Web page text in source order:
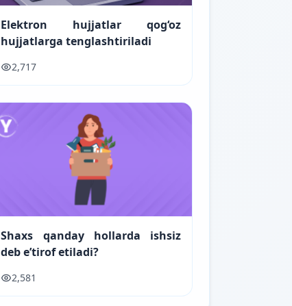
Elektron hujjatlar qog‘oz
hujjatlarga tenglashtiriladi
2,717
Shaxs qanday hollarda ishsiz
deb e’tirof etiladi?
2,581